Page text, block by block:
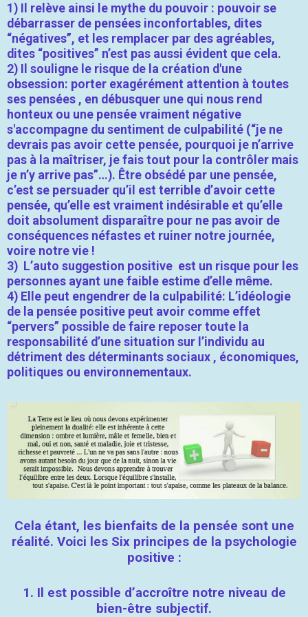
1) Il relève ainsi le mythe du pouvoir : pouvoir se
débarrasser de pensées inconfortables, dites
“négatives”, et les remplacer par des agréables,
dites “positives” n’est pas aussi évident que cela.
2) Il souligne le risque de la création d'une
obsession: porter exagérément attention à toutes
ses pensées , en débusquer une qui nous rend
honteux ou une pensée vraiment négative
s'accompagne du sentiment de culpabilité (“je ne
devrais pas avoir cette pensée, pourquoi je n’arrive
pas à la maîtriser, je fais tout pour la contrôler mais
je n’y arrive pas”…). Être obsédé par une pensée,
c’est se persuader qu’il est terrible d’avoir cette
pensée, qu’elle est vraiment indésirable et qu’elle
doit absolument disparaître pour ne pas avoir de
conséquences néfastes et ruiner notre journée,
voire notre vie !
3) L’auto suggestion positive est un risque pour les
personnes ayant une faible estime d’elle même.
4) Elle peut engendrer de la culpabilité: L’idéologie
de la pensée positive peut avoir comme effet
“pervers” possible de faire reposer toute la
responsabilité d’une situation sur l’individu au
détriment des déterminants sociaux , économiques,
politiques ou environnementaux.
Cela étant, les bienfaits de la pensée sont une
réalité. Voici les Six principes de la psychologie
positive :
1. Il est possible d’accroître notre niveau de
bien-être subjectif.